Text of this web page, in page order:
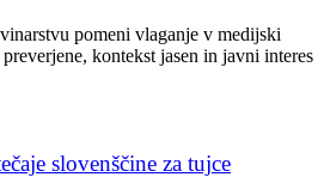
pomeni vlaganje v medijski
kontekst jasen in javni interes
slovenščine za tujce